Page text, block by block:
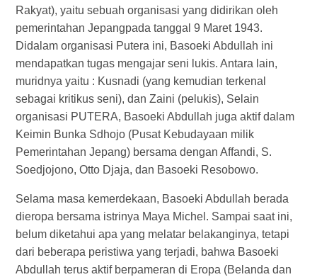
Rakyat), yaitu sebuah organisasi yang didirikan oleh
pemerintahan Jepangpada tanggal 9 Maret 1943.
Didalam organisasi Putera ini, Basoeki Abdullah ini
mendapatkan tugas mengajar seni lukis. Antara lain,
muridnya yaitu : Kusnadi (yang kemudian terkenal
sebagai kritikus seni), dan Zaini (pelukis), Selain
organisasi PUTERA, Basoeki Abdullah juga aktif dalam
Keimin Bunka Sdhojo (Pusat Kebudayaan milik
Pemerintahan Jepang) bersama dengan Affandi, S.
Soedjojono, Otto Djaja, dan Basoeki Resobowo.
Selama masa kemerdekaan, Basoeki Abdullah berada
dieropa bersama istrinya Maya Michel. Sampai saat ini,
belum diketahui apa yang melatar belakanginya, tetapi
dari beberapa peristiwa yang terjadi, bahwa Basoeki
Abdullah terus aktif berpameran di Eropa (Belanda dan